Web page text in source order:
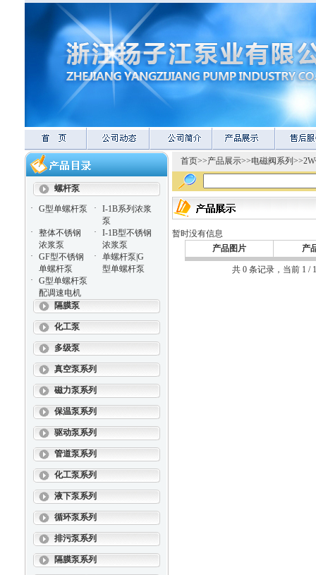
螺杆泵
·
G型单螺杆泵 ·
I-1B系列浓浆
泵
·
整体不锈钢
浓浆泵
·
I-1B型不锈钢
浓浆泵
·
GF型不锈钢
单螺杆泵
·
单螺杆泵|G
型单螺杆泵
·
G型单螺杆泵
配调速电机
隔膜泵
化工泵
多级泵
真空泵系列
磁力泵系列
保温泵系列
驱动泵系列
管道泵系列
化工泵系列
液下泵系列
循环泵系列
排污泵系列
隔膜泵系列
首页>>产品展示>>电磁阀系列 >>
暂时没有信息
产品图片
产
共 0 条记录，当前 1